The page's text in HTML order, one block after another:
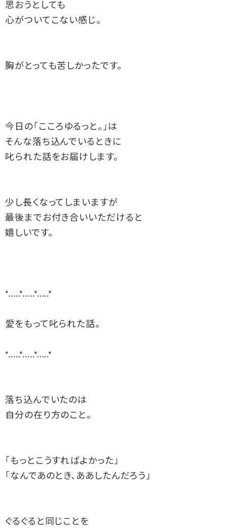
思おうとしても
心がついてこない感じ。
胸がとっても苦しかったです。
今日の「こころゆるっと。」は
そんな落ち込んでいるときに
叱られた話をお届けします。
少し長くなってしまいますが
最後までお付き合いいただけると
嬉しいです。
*.....*.....*.....*
愛をもって叱られた話。
*.....*.....*.....*
落ち込んでいたのは
自分の在り方のこと。
「もっとこうすればよかった」
「なんであのとき、ああしたんだろう」
ぐるぐると同じことを